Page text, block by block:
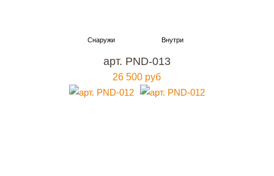
арт. PND-013
26 500 руб